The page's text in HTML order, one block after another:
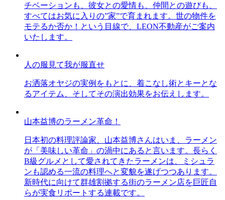
チベーションも、彼女との愛情も、仲間との遊びも、
すべてはお気に入りの”家”で育まれます。世の物件を
モテるか否か！という目線で、LEON不動産がご案内
いたします。
人の服見て我が服直せ
お洒落オヤジの実例をもとに、着こなし術とキーとな
るアイテム、そしてその演出効果をお伝えします。
山本益博のラーメン革命！
日本初の料理評論家、山本益博さんはいま、ラーメン
が「美味しい革命」の渦中にあると言います。長らく
B級グルメとして愛されてきたラーメンは、ミシュラ
ンも認める一流の料理へと変貌を遂げつつあります。
新時代に向けて群雄割拠する街のラーメン店を巨匠自
らが実食リポートする連載です。